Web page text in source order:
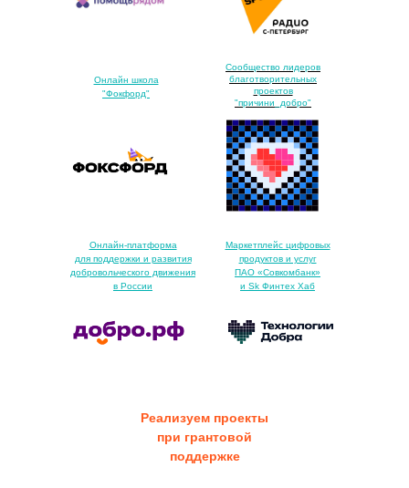
Онлайн школа
"Фокфорд"
Онлайн-платформа
для поддержки и развития
добровольческого движения
в России
Маркетплейс цифровых
продуктов и услуг
ПАО «Совкомбанк»
и Sk Финтех Хаб
Сообщество лидеров
благотворительных
проектов
"причини_добро"
Реализуем проекты
при грантовой
поддержке